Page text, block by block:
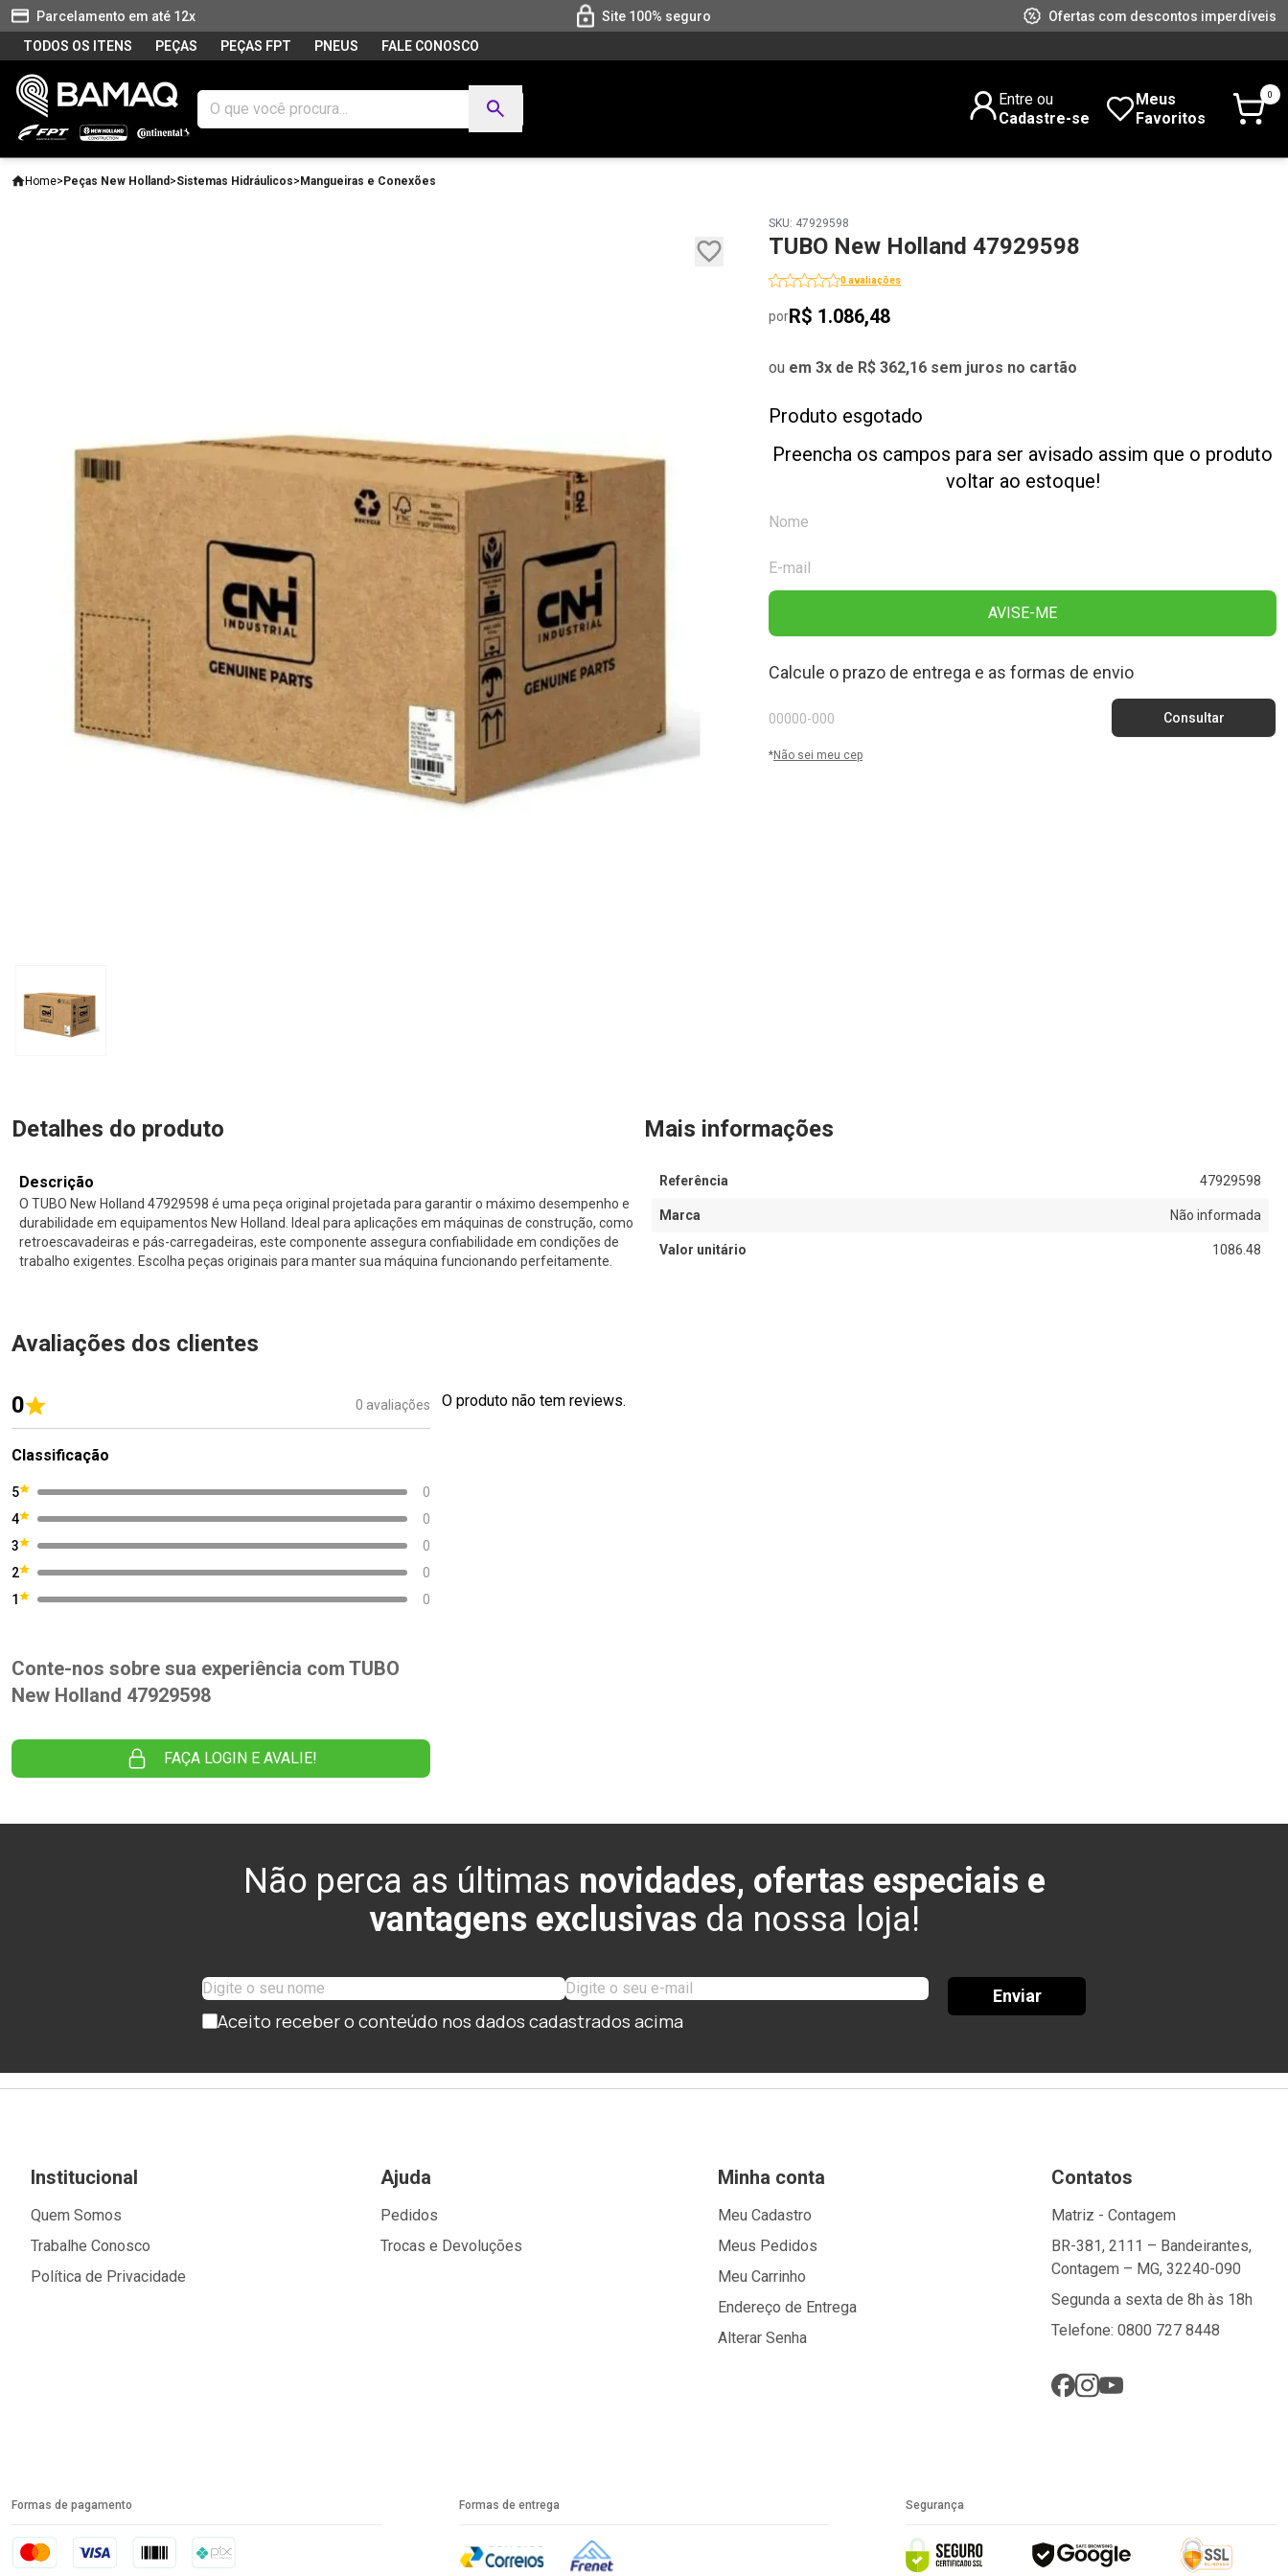
Parcelamento em até 12x Site 100% seguro
Ofertas com descontos imperdíveis
TODOS OS ITENS
PEÇAS PEÇAS FPT PNEUS FALE CONOSCO
Entre ou
Cadastre-se
Meus
Favoritos
0
Home> Peças New Holland >Sistemas Hidráulicos> Mangueiras e Conexões
SKU: 47929598
TUBO New Holland 47929598
0 avaliações
porR$ 1.086,48
ou em 3x de R$ 362,16 sem juros no cartão
Produto esgotado
Preencha os campos para ser avisado assim que o produto
voltar ao estoque!
AVISE-ME
Calcule o prazo de entrega e as formas de envio
*Não sei meu cep
Detalhes do produto
Descrição
O TUBO New Holland 47929598 é uma peça original projetada para garantir o máximo desempenho e
durabilidade em equipamentos New Holland. Ideal para aplicações em máquinas de construção, como
retroescavadeiras e pás-carregadeiras, este componente assegura confiabilidade em condições de
trabalho exigentes. Escolha peças originais para manter sua máquina funcionando perfeitamente.
Mais informações
Referência 47929598
Marca Não informada
Valor unitário 1086.48
Avaliações dos clientes
0 0 avaliações
Classificação
5
0
4
0
3
0
2
0
1
0
Conte-nos sobre sua experiência com TUBO
New Holland 47929598
FAÇA LOGIN E AVALIE!
O produto não tem reviews.
Não perca as últimas novidades, ofertas especiais e
vantagens exclusivas da nossa loja!
Aceito receber o conteúdo nos dados cadastrados acima
Enviar
Institucional
Quem Somos
Trabalhe Conosco
Política de Privacidade
Ajuda
Pedidos
Trocas e Devoluções
Minha conta
Meu Cadastro
Meus Pedidos
Meu Carrinho
Endereço de Entrega
Alterar Senha
Contatos
Matriz - Contagem
BR-381, 2111 – Bandeirantes,
Contagem – MG, 32240-090
Segunda a sexta de 8h às 18h
Telefone: 0800 727 8448
Formas de pagamento Formas de entrega Segurança